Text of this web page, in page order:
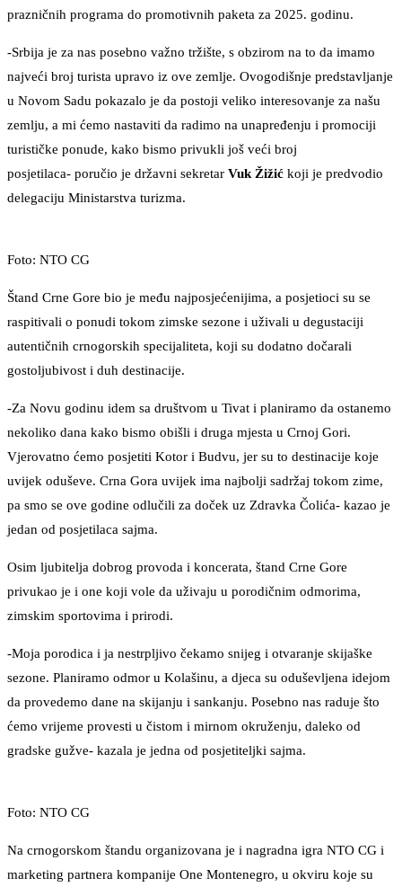
prazničnih programa do promotivnih paketa za 2025. godinu.
-Srbija je za nas posebno važno tržište, s obzirom na to da imamo
najveći broj turista upravo iz ove zemlje. Ovogodišnje predstavljanje
u Novom Sadu pokazalo je da postoji veliko interesovanje za našu
zemlju, a mi ćemo nastaviti da radimo na unapređenju i promociji
turističke ponude, kako bismo privukli još veći broj
posjetilaca- poručio je državni sekretar Vuk Žižić koji je predvodio
delegaciju Ministarstva turizma.
Foto: NTO CG
Štand Crne Gore bio je među najposjećenijima, a posjetioci su se
raspitivali o ponudi tokom zimske sezone i uživali u degustaciji
autentičnih crnogorskih specijaliteta, koji su dodatno dočarali
gostoljubivost i duh destinacije.
-Za Novu godinu idem sa društvom u Tivat i planiramo da ostanemo
nekoliko dana kako bismo obišli i druga mjesta u Crnoj Gori.
Vjerovatno ćemo posjetiti Kotor i Budvu, jer su to destinacije koje
uvijek oduševe. Crna Gora uvijek ima najbolji sadržaj tokom zime,
pa smo se ove godine odlučili za doček uz Zdravka Čolića- kazao je
jedan od posjetilaca sajma.
Osim ljubitelja dobrog provoda i koncerata, štand Crne Gore
privukao je i one koji vole da uživaju u porodičnim odmorima,
zimskim sportovima i prirodi.
-Moja porodica i ja nestrpljivo čekamo snijeg i otvaranje skijaške
sezone. Planiramo odmor u Kolašinu, a djeca su oduševljena idejom
da provedemo dane na skijanju i sankanju. Posebno nas raduje što
ćemo vrijeme provesti u čistom i mirnom okruženju, daleko od
gradske gužve- kazala je jedna od posjetiteljki sajma.
Foto: NTO CG
Na crnogorskom štandu organizovana je i nagradna igra NTO CG i
marketing partnera kompanije One Montenegro, u okviru koje su